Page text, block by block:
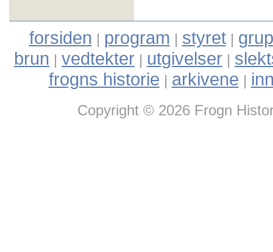
forsiden | program | styret|
brun | vedtekter | utgivelser |
frogns historie | arkivene |
Copyright © 2026 Frogn